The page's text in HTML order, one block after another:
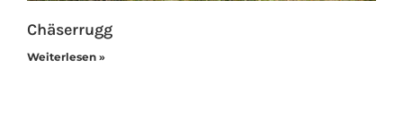
Chäserrugg
Weiterlesen »